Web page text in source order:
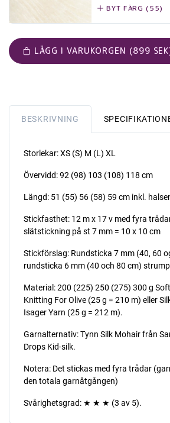
BYT FÄRG (55)
LÄGG I VARUKORGEN (899
BESKRIVNING
Storlekar: XS (S) M (L) XL
Övervidd: 92 (98) 103 (108) 118 cm
Längd: 51 (55) 56 (58) 59 cm inkl.
Stickfasthet: 12 m x 17 v med fyra
slätstickning på st 7 mm = 10 x 10 cm
Stickförslag: Rundsticka 7 mm (40, 60
rundsticka 6 mm (40 och 80 cm)
Material: 200 (225) 250 (275) 300 g
Knitting For Olive (25 g = 210 m) eller
Isager Yarn (25 g = 212 m).
Garnalternativ: Tynn Silk Mohair från
Drops Kid-silk.
Notera: Det stickas med fyra trådar
den totala garnåtgången)
Svårighetsgrad: ★ ★ ★ (3 av 5).